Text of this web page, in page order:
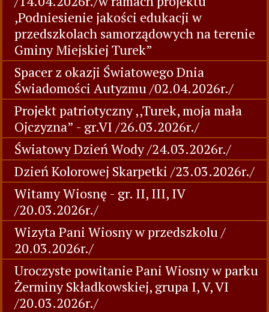
,Podniesienie jakości edukacji w
przedszkolach samorządowych na terenie
Gminy Miejskiej Turek”
Spacer z okazji Światowego Dnia
Świadomości Autyzmu /02.04.2026r./
Projekt patriotyczny ,,Turek, moja mała
Ojczyzna” - gr.VI /26.03.2026r./
Światowy Dzień Wody /24.03.2026r./
Dzień Kolorowej Skarpetki /23.03.2026r./
Witamy Wiosnę - gr. II, III, IV
/20.03.2026r./
Wizyta Pani Wiosny w przedszkolu /
20.03.2026r./
Uroczyste powitanie Pani Wiosny w parku
Żerminy Składkowskiej, grupa I, V, VI
/20.03.2026r./